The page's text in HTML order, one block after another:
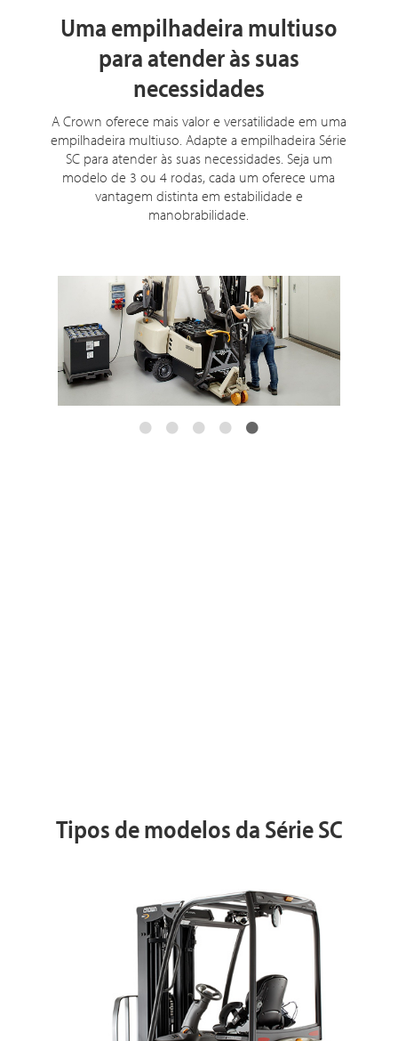
Uma empilhadeira multiuso
para atender às suas
necessidades
A Crown oferece mais valor e versatilidade em uma
empilhadeira multiuso. Adapte a empilhadeira Série
SC para atender às suas necessidades. Seja um
modelo de 3 ou 4 rodas, cada um oferece uma
vantagem distinta em estabilidade e
manobrabilidade.
Tipos de modelos da Série SC